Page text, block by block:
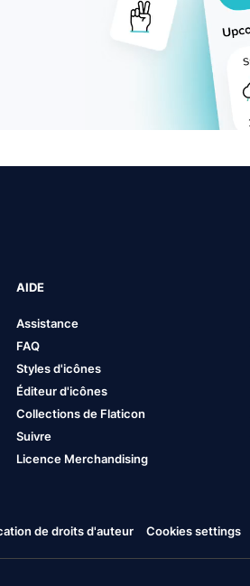
AIDE
Assistance
FAQ
Styles d'icônes
Éditeur d'icônes
Collections de Flaticon
Suivre
Licence Merchandising
de droits d'auteur Cookies settings